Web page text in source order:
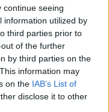
continue seeing
information utilized by
third parties prior to
of the further
by third parties on the
information may
on the IAB’s List of
disclose it to other
a Duna vízgyűjtőjére